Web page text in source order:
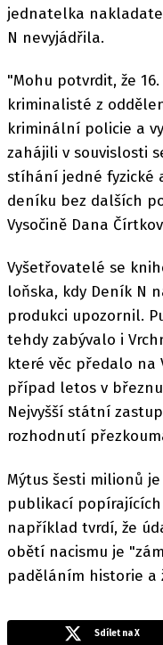
jednatelka
N nevyjádřila.
"Mohu potvrdit, že
kriminalisté z
kriminální policie a
zahájili v souvislosti
stíhání jedné fyzické
deníku bez dalších
Vysočině Dana
Vyšetřovatelé se
loňska, kdy Deník N
produkci upozornil.
tehdy zabývalo i
které věc předalo na
případ letos v
Nejvyšší státní
rozhodnutí
Mýtus šesti milionů
publikací
například tvrdí, že
obětí nacismu je
paděláním historie a
Sdílet na X